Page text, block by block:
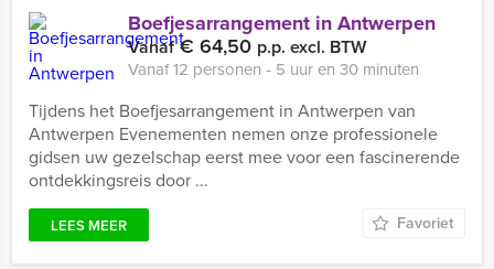
Boefjesarrangement in Antwerpen
Vanaf€ 64,50 p.p. excl. BTW
Vanaf 12 personen ‐ 5 uur en 30 minuten
Tijdens het Boefjesarrangement in Antwerpen van
Antwerpen Evenementen nemen onze professionele
gidsen uw gezelschap eerst mee voor een fascinerende
ontdekkingsreis door ...
LEES MEER Favoriet